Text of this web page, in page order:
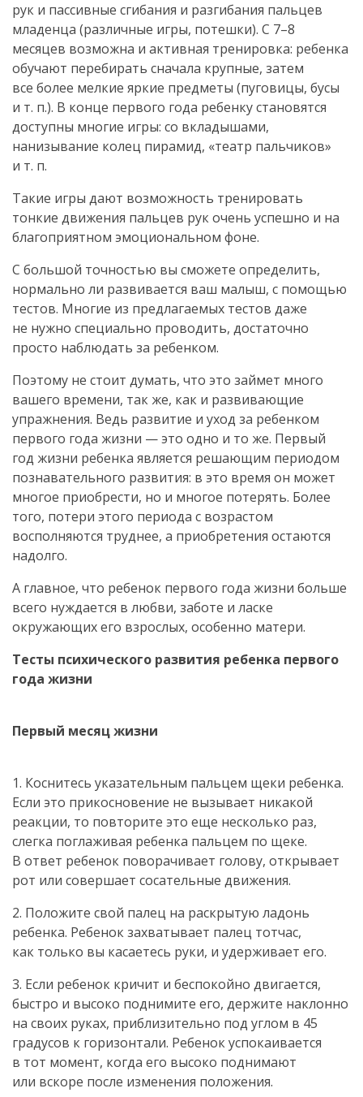
рук и пассивные сгибания и разгибания пальцев
младенца (различные игры, потешки). С 7–8
месяцев возможна и активная тренировка: ребенка
обучают перебирать сначала крупные, затем
все более мелкие яркие предметы (пуговицы, бусы
и т. п.). В конце первого года ребенку становятся
доступны многие игры: со вкладышами,
нанизывание колец пирамид, «театр пальчиков»
и т. п.
Такие игры дают возможность тренировать
тонкие движения пальцев рук очень успешно и на
благоприятном эмоциональном фоне.
С большой точностью вы сможете определить,
нормально ли развивается ваш малыш, с помощью
тестов. Многие из предлагаемых тестов даже
не нужно специально проводить, достаточно
просто наблюдать за ребенком.
Поэтому не стоит думать, что это займет много
вашего времени, так же, как и развивающие
упражнения. Ведь развитие и уход за ребенком
первого года жизни — это одно и то же. Первый
год жизни ребенка является решающим периодом
познавательного развития: в это время он может
многое приобрести, но и многое потерять. Более
того, потери этого периода с возрастом
восполняются труднее, а приобретения остаются
надолго.
А главное, что ребенок первого года жизни больше
всего нуждается в любви, заботе и ласке
окружающих его взрослых, особенно матери.
Тесты психического развития ребенка первого
года жизни
Первый месяц жизни
1. Коснитесь указательным пальцем щеки ребенка.
Если это прикосновение не вызывает никакой
реакции, то повторите это еще несколько раз,
слегка поглаживая ребенка пальцем по щеке.
В ответ ребенок поворачивает голову, открывает
рот или совершает сосательные движения.
2. Положите свой палец на раскрытую ладонь
ребенка. Ребенок захватывает палец тотчас,
как только вы касаетесь руки, и удерживает его.
3. Если ребенок кричит и беспокойно двигается,
быстро и высоко поднимите его, держите наклонно
на своих руках, приблизительно под углом в 45
градусов к горизонтали. Ребенок успокаивается
в тот момент, когда его высоко поднимают
или вскоре после изменения положения.